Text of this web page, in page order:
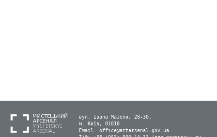
вул. Івана Мазепи, 28-30,
м. Київ, 01010
Email: office@artarsenal.gov.ua